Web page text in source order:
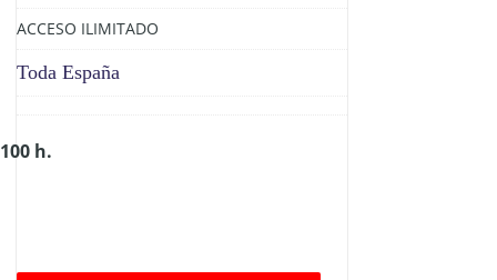
ACCESO ILIMITADO
Toda España
100 h.